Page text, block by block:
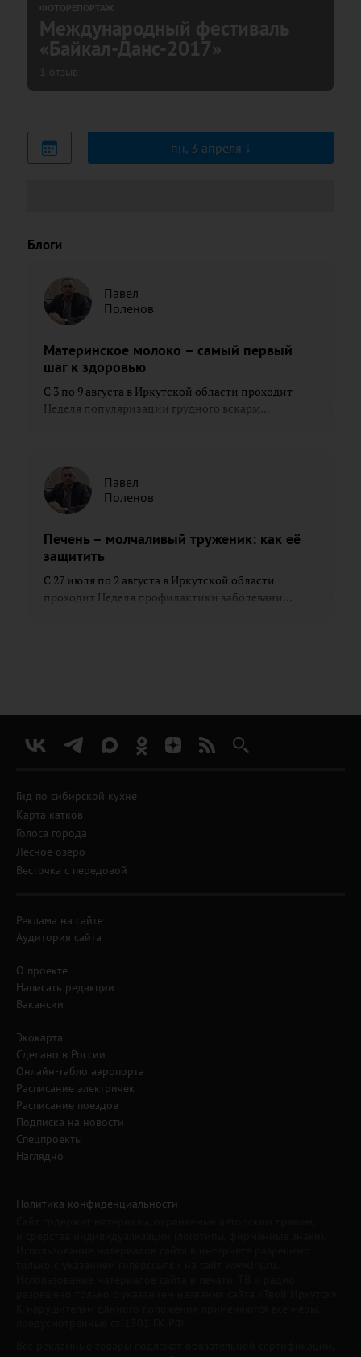
ФОТОРЕПОРТАЖ
Международный фестиваль
«Байкал-Данс-2017»
1 отзыв
пн, 3 апреля
Блоги
Павел
Поленов
Материнское молоко – самый первый
шаг к здоровью
С 3 по 9 августа в Иркутской области проходит
Неделя популяризации грудного вскарм...
Павел
Поленов
Печень – молчаливый труженик: как её
защитить
С 27 июля по 2 августа в Иркутской области
проходит Неделя профилактики заболевани...
Гид по сибирской кухне
Карта катков
Голоса города
Лесное озеро
Весточка с передовой
Реклама на сайте
Аудитория сайта
О проекте
Написать редакции
Вакансии
Экокарта
Сделано в России
Онлайн-табло аэропорта
Расписание электричек
Расписание поездов
Подписка на новости
Спецпроекты
Наглядно
Политика конфиденциальности